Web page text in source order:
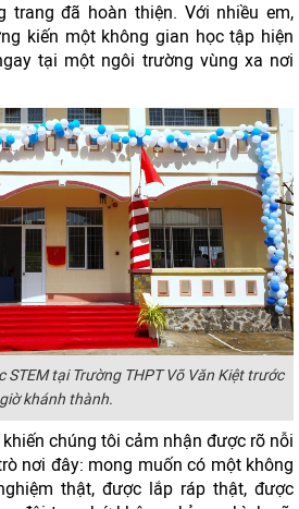
trang đã hoàn thiện. Với nhiều em,
kiến một không gian học tập hiện
tại một ngôi trường vùng xa nơi
tại Trường THPT Võ Văn Kiệt trước
giờ khánh thành.
chúng tôi cảm nhận được rõ nỗi
nơi đây: mong muốn có một không
thật, được lắp ráp thật, được